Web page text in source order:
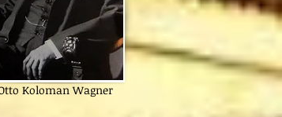
Koloman Wagner